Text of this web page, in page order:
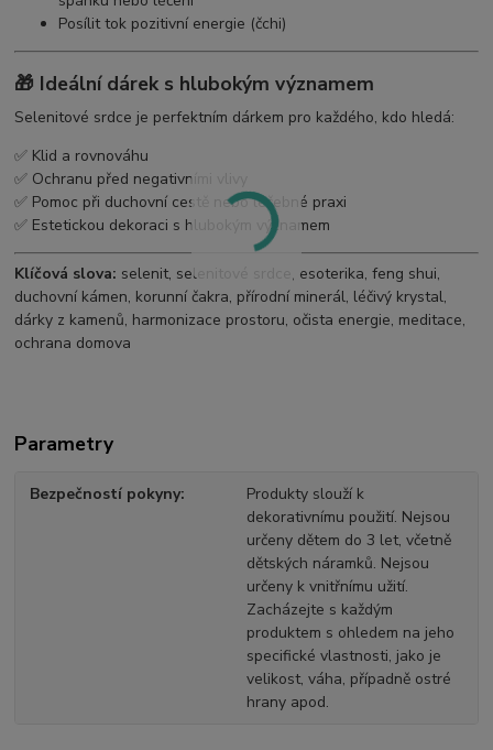
Posílit tok pozitivní energie (čchi)
🎁 Ideální dárek s hlubokým významem
Selenitové srdce je perfektním dárkem pro každého, kdo hledá:
✅ Klid a rovnováhu
✅ Ochranu před negativními vlivy
✅ Pomoc při duchovní cestě nebo léčebné praxi
✅ Estetickou dekoraci s hlubokým významem
Klíčová slova: selenit, selenitové srdce, esoterika, feng shui,
duchovní kámen, korunní čakra, přírodní minerál, léčivý krystal,
dárky z kamenů, harmonizace prostoru, očista energie, meditace,
ochrana domova
Parametry
Bezpečností pokyny
Produkty slouží k
dekorativnímu použití. Nejsou
určeny dětem do 3 let, včetně
dětských náramků. Nejsou
určeny k vnitřnímu užití.
Zacházejte s každým
produktem s ohledem na jeho
specifické vlastnosti, jako je
velikost, váha, případně ostré
hrany apod.